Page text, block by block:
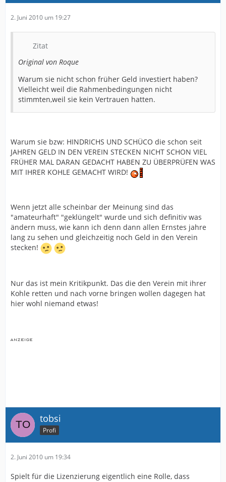
2. Juni 2010 um 19:27
Zitat
Original von Roque
Warum sie nicht schon früher Geld investiert haben?
Vielleicht weil die Rahmenbedingungen nicht
stimmten,weil sie kein Vertrauen hatten.
Warum sie bzw: HINDRICHS UND SCHÜCO die schon seit
JAHREN GELD IN DEN VEREIN STECKEN NICHT SCHON VIEL
FRÜHER MAL DARAN GEDACHT HABEN ZU ÜBERPRÜFEN WAS
MIT IHRER KOHLE GEMACHT WIRD!
Wenn jetzt alle scheinbar der Meinung sind das
"amateurhaft" "geklüngelt" wurde und sich definitiv was
ändern muss, wie kann ich denn dann allen Ernstes jahre
lang zu sehen und gleichzeitig noch Geld in den Verein
stecken!
Nur das ist mein Kritikpunkt. Das die den Verein mit ihrer
Kohle retten und nach vorne bringen wollen dagegen hat
hier wohl niemand etwas!
tobsi
Profi
2. Juni 2010 um 19:34
Spielt für die Lizenzierung eigentlich eine Rolle, dass